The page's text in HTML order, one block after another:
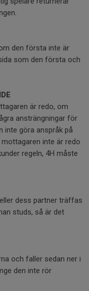
den första inte är
som den första och
är redo, om
ansträngningar för
inte göra anspråk på
inte är redo
regeln, 4H måste
dess partner träffas
studs, så är det
och faller sedan ner i
den inte rör